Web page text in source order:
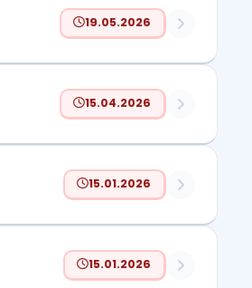
19.05.2026
15.04.2026
15.01.2026
15.01.2026